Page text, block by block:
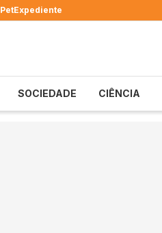
PetExpediente
SOCIEDADE CIÊNCIA